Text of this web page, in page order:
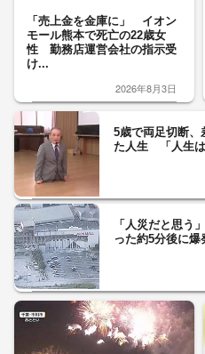
「売上金を金庫に」 イオン
モール熊本で死亡の22歳女
性 勤務店運営会社の指示受
け...
2026年8月3日
5歳で両足切断、
た人生 「人生は
「人災だと思う
った約5分後に